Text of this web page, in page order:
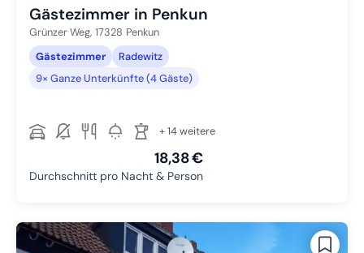
Gästezimmer in Penkun
Grünzer Weg, 17328 Penkun
Gästezimmer
Radewitz
9× Ganze Unterkünfte (4 Gäste)
+ 14 weitere
18,38 €
Durchschnitt pro Nacht & Person